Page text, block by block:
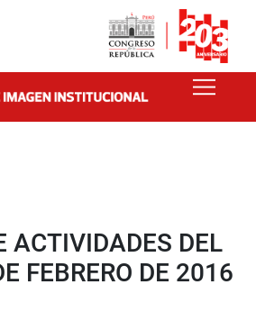
ACTIVIDADES DEL
FEBRERO DE 2016